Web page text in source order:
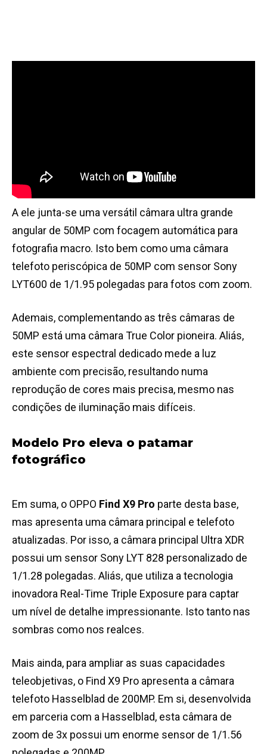
A ele junta-se uma versátil câmara ultra grande
angular de 50MP com focagem automática para
fotografia macro. Isto bem como uma câmara
telefoto periscópica de 50MP com sensor Sony
LYT600 de 1/1.95 polegadas para fotos com zoom.
Ademais, complementando as três câmaras de
50MP está uma câmara True Color pioneira. Aliás,
este sensor espectral dedicado mede a luz
ambiente com precisão, resultando numa
reprodução de cores mais precisa, mesmo nas
condições de iluminação mais difíceis.
Modelo Pro eleva o patamar
fotográfico
Em suma, o OPPO Find X9 Pro parte desta base,
mas apresenta uma câmara principal e telefoto
atualizadas. Por isso, a câmara principal Ultra XDR
possui um sensor Sony LYT 828 personalizado de
1/1.28 polegadas. Aliás, que utiliza a tecnologia
inovadora Real-Time Triple Exposure para captar
um nível de detalhe impressionante. Isto tanto nas
sombras como nos realces.
Mais ainda, para ampliar as suas capacidades
teleobjetivas, o Find X9 Pro apresenta a câmara
telefoto Hasselblad de 200MP. Em si, desenvolvida
em parceria com a Hasselblad, esta câmara de
zoom de 3x possui um enorme sensor de 1/1.56